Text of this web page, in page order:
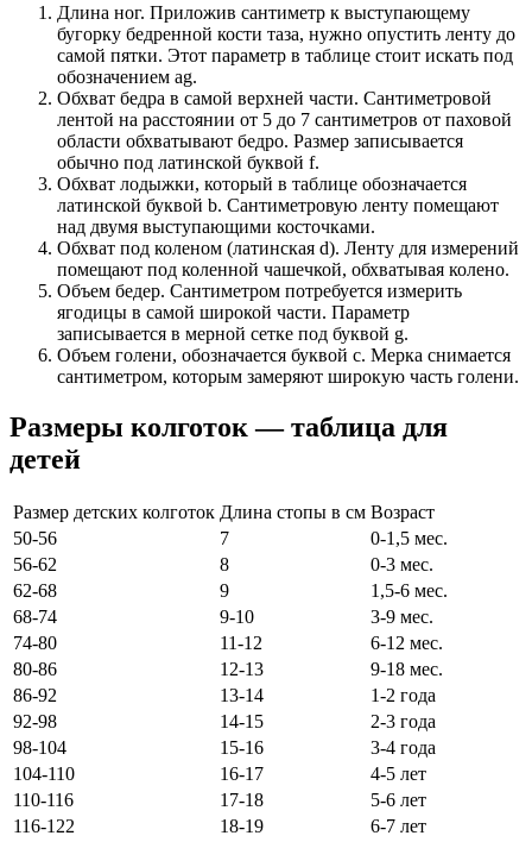
Длина ног. Приложив сантиметр к выступающему
бугорку бедренной кости таза, нужно опустить ленту до
самой пятки. Этот параметр в таблице стоит искать под
обозначением ag.
Обхват бедра в самой верхней части. Сантиметровой
лентой на расстоянии от 5 до 7 сантиметров от паховой
области обхватывают бедро. Размер записывается
обычно под латинской буквой f.
Обхват лодыжки, который в таблице обозначается
латинской буквой b. Сантиметровую ленту помещают
над двумя выступающими косточками.
Обхват под коленом (латинская d). Ленту для измерений
помещают под коленной чашечкой, обхватывая колено.
Объем бедер. Сантиметром потребуется измерить
ягодицы в самой широкой части. Параметр
записывается в мерной сетке под буквой g.
Объем голени, обозначается буквой с. Мерка снимается
сантиметром, которым замеряют широкую часть голени.
Размеры колготок — таблица для
детей
Размер детских колготок Длина стопы в см Возраст
50-56
7
0-1,5 мес.
56-62
8
0-3 мес.
62-68
9
1,5-6 мес.
68-74
9-10
3-9 мес.
74-80
11-12
6-12 мес.
80-86
12-13
9-18 мес.
86-92
13-14
1-2 года
92-98
14-15
2-3 года
98-104
15-16
3-4 года
104-110
16-17
4-5 лет
110-116
17-18
5-6 лет
116-122
18-19 6-7 лет